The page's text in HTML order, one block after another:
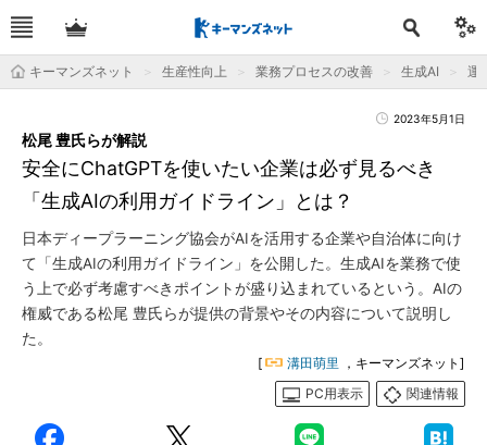
キーマンズネット 生産性向上 業務プロセスの改善 生成AI 運
2023年5月1日
安全にChatGPTを使いたい企業は必ず見るべき
「生成AIの利用ガイドライン」とは？
松尾 豊氏らが解説
日本ディープラーニング協会がAIを活用する企業や自治体に向け
て「生成AIの利用ガイドライン」を公開した。生成AIを業務で使
う上で必ず考慮すべきポイントが盛り込まれているという。AIの
権威である松尾 豊氏らが提供の背景やその内容について説明し
た。
[ 溝田萌里 ，キーマンズネット]
PC用表示
関連情報